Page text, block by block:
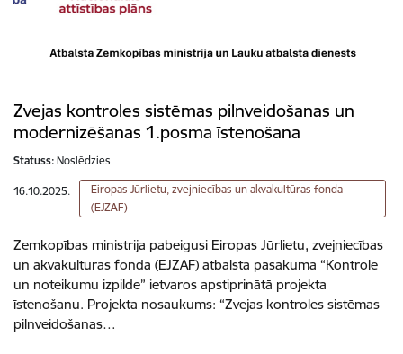
Zvejas kontroles sistēmas pilnveidošanas un
modernizēšanas 1.posma īstenošana
Statuss: Noslēdzies
16.10.2025.
Eiropas Jūrlietu, zvejniecības un akvakultūras fonda
(EJZAF)
Zemkopības ministrija pabeigusi Eiropas Jūrlietu, zvejniecības
un akvakultūras fonda (EJZAF) atbalsta pasākumā “Kontrole
un noteikumu izpilde” ietvaros apstiprinātā projekta
īstenošanu. Projekta nosaukums: “Zvejas kontroles sistēmas
pilnveidošanas…